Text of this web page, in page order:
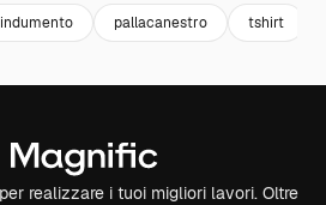
indumento pallacanestro tshirt
realizzare i tuoi migliori lavori. Oltre